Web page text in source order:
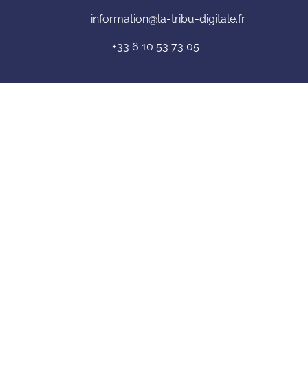
information@la-tribu-digitale.fr
+33 6 10 53 73 05